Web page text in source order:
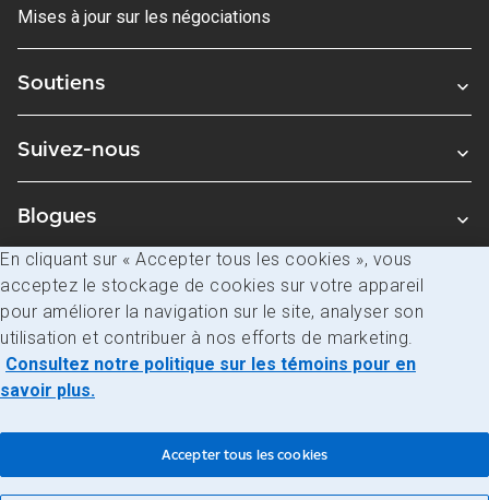
Mises à jour sur les négociations
Soutiens
Suivez-nous
Blogues
Avis juridiques
Confidentialité
Accès à l’information
En cliquant sur « Accepter tous les cookies », vous
acceptez le stockage de cookies sur votre appareil
pour améliorer la navigation sur le site, analyser son
utilisation et contribuer à nos efforts de marketing.
Consultez notre politique sur les témoins pour en
savoir plus.
Accepter tous les cookies